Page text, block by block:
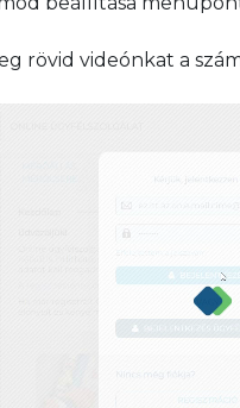
rövid videónkat a